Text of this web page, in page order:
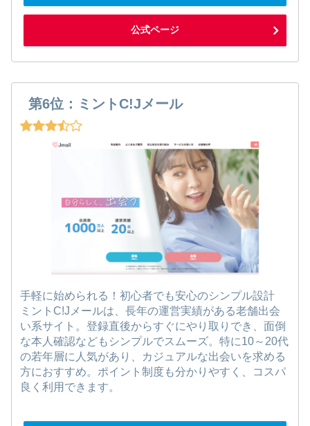
公式ページ
第6位：ミントC!Jメール
手軽に始められる！初心者でも安心のシンプル設計
ミントC!Jメールは、長年の運営実績がある老舗出会
い系サイト。登録直後からすぐにやり取りでき、面倒
な本人確認などもシンプルでスムーズ。特に10～20代
の若年層に人気があり、カジュアルな出会いを求める
方におすすめ。ポイント制度も分かりやすく、コスパ
良く利用できます。